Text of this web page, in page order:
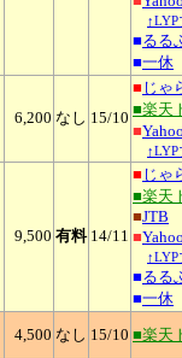
■るる
■一休
6,200 なし 15/10
■ じゃ
■楽天
■
9,500 有料 14/11
■ じゃ
■楽天
■JTB
■
■るる
■一休
4,500 なし 15/10 ■楽天